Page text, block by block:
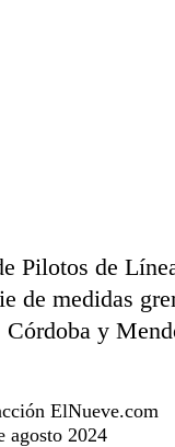
Pilotos de
de medidas
y
ElNueve.com
agosto 2024